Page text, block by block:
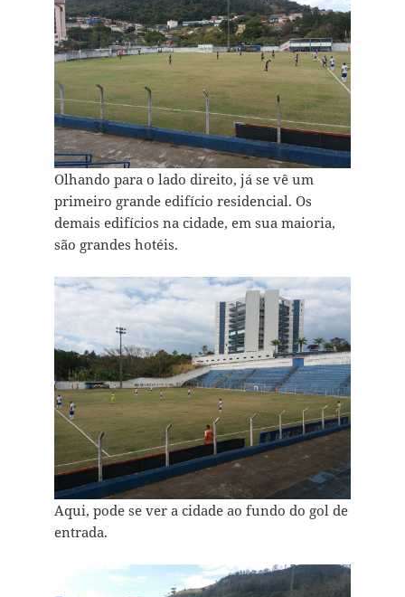
Olhando para o lado direito, já se vê um
primeiro grande edifício residencial. Os
demais edifícios na cidade, em sua maioria,
são grandes hotéis.
Aqui, pode se ver a cidade ao fundo do gol de
entrada.